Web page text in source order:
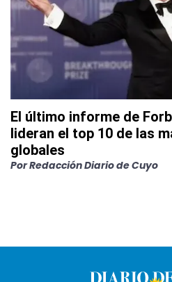
El último informe de
lideran el top 10 de las
globales
PorRedacción Diario de Cuyo